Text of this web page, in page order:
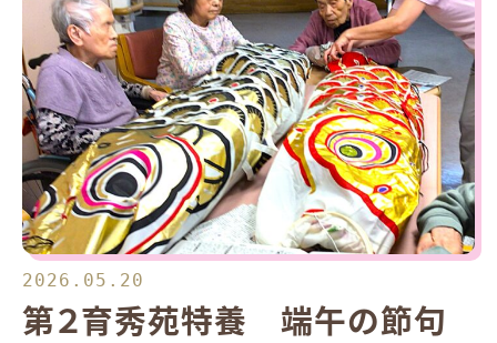
2026.05.20
第２育秀苑特養 端午の節句